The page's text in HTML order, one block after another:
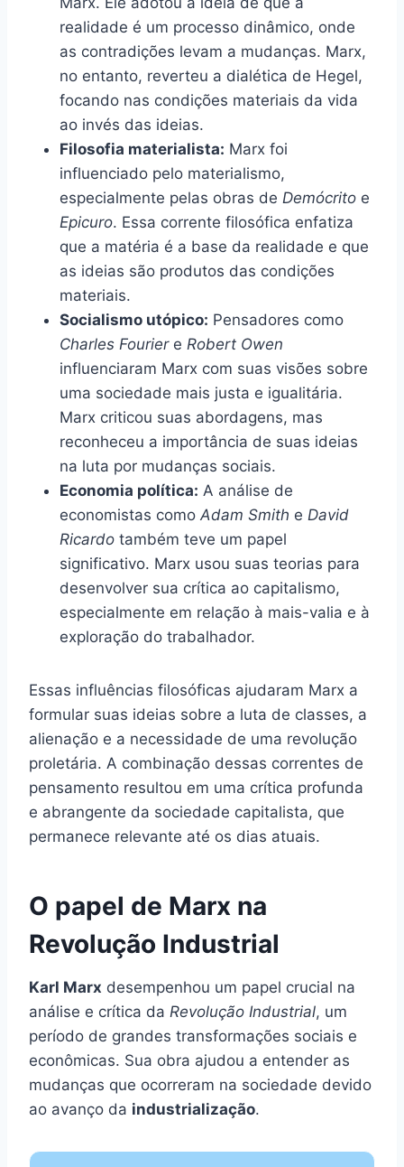
realidade é um processo dinâmico, onde
as contradições levam a mudanças. Marx,
no entanto, reverteu a dialética de Hegel,
focando nas condições materiais da vida
ao invés das ideias.
Filosofia materialista: Marx foi
influenciado pelo materialismo,
especialmente pelas obras de Demócrito e
Epicuro. Essa corrente filosófica enfatiza
que a matéria é a base da realidade e que
as ideias são produtos das condições
materiais.
Socialismo utópico: Pensadores como
Charles Fouriere Robert Owen
influenciaram Marx com suas visões sobre
uma sociedade mais justa e igualitária.
Marx criticou suas abordagens, mas
reconheceu a importância de suas ideias
na luta por mudanças sociais.
Economia política: A análise de
economistas como Adam Smith e David
Ricardo também teve um papel
significativo. Marx usou suas teorias para
desenvolver sua crítica ao capitalismo,
especialmente em relação à mais-valia e à
exploração do trabalhador.
Essas influências filosóficas ajudaram Marx a
formular suas ideias sobre a luta de classes, a
alienação e a necessidade de uma revolução
proletária. A combinação dessas correntes de
pensamento resultou em uma crítica profunda
e abrangente da sociedade capitalista, que
permanece relevante até os dias atuais.
O papel de Marx na
Revolução Industrial
Karl Marx desempenhou um papel crucial na
análise e crítica da Revolução Industrial, um
período de grandes transformações sociais e
econômicas. Sua obra ajudou a entender as
mudanças que ocorreram na sociedade devido
ao avanço da industrialização.